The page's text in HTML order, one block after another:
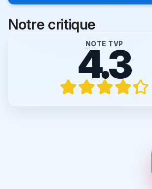
Notre critique
NOTE TVP
4.3